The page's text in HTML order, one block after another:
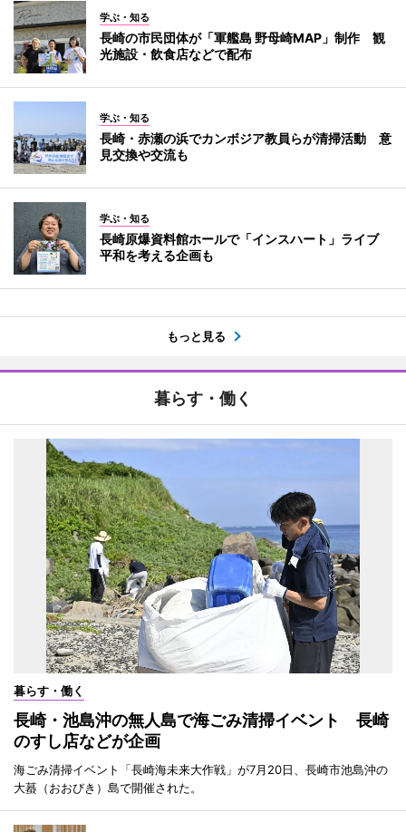
学ぶ・知る
長崎の市民団体が「軍艦島 野母崎MAP」制作 観
光施設・飲食店などで配布
学ぶ・知る
長崎・赤瀬の浜でカンボジア教員らが清掃活動 意
見交換や交流も
学ぶ・知る
長崎原爆資料館ホールで「インスハート」ライブ
平和を考える企画も
もっと見る
暮らす・働く
暮らす・働く
長崎・池島沖の無人島で海ごみ清掃イベント 長崎
のすし店などが企画
海ごみ清掃イベント「長崎海未来大作戦」が7月20日、長崎市池島沖の
大蟇（おおびき）島で開催された。